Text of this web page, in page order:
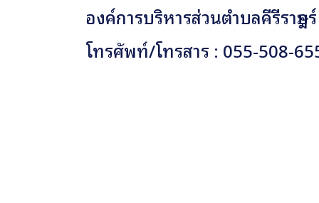
องค์การบริหารส่วนตำบลคีรีราษ
โทรศัพท์/โทรสาร : 055-508-